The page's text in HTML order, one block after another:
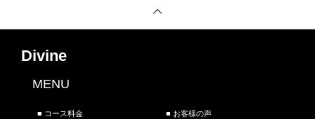
Divine
MENU
■ コース料金 ■ お客様の声